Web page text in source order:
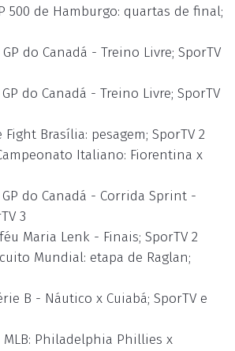
500 de Hamburgo: quartas de final;
do Canadá - Treino Livre; SporTV
do Canadá - Treino Livre; SporTV
Brasília: pesagem; SporTV 2
Italiano: Fiorentina x
GP do Canadá - Corrida Sprint -
3
Maria Lenk - Finais; SporTV 2
Mundial: etapa de Raglan;
B - Náutico x Cuiabá; SporTV e
Philadelphia Phillies x